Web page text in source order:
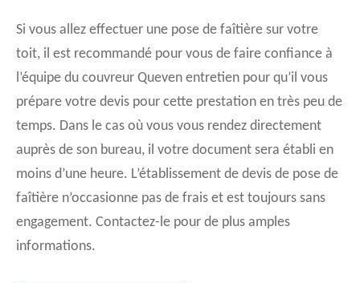
Si vous allez effectuer une pose de faîtière sur votre
toit, il est recommandé pour vous de faire confiance à
l’équipe du couvreur Queven entretien pour qu’il vous
prépare votre devis pour cette prestation en très peu de
temps. Dans le cas où vous vous rendez directement
auprès de son bureau, il votre document sera établi en
moins d’une heure. L’établissement de devis de pose de
faîtière n’occasionne pas de frais et est toujours sans
engagement. Contactez-le pour de plus amples
informations.